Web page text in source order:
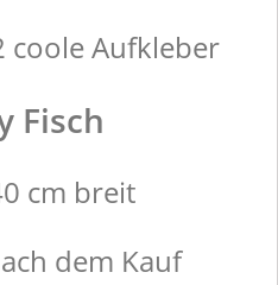
coole Aufkleber
Fisch
cm breit
dem Kauf